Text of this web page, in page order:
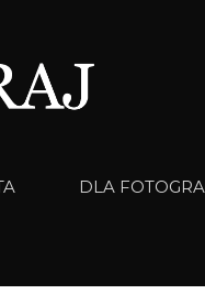
DLA